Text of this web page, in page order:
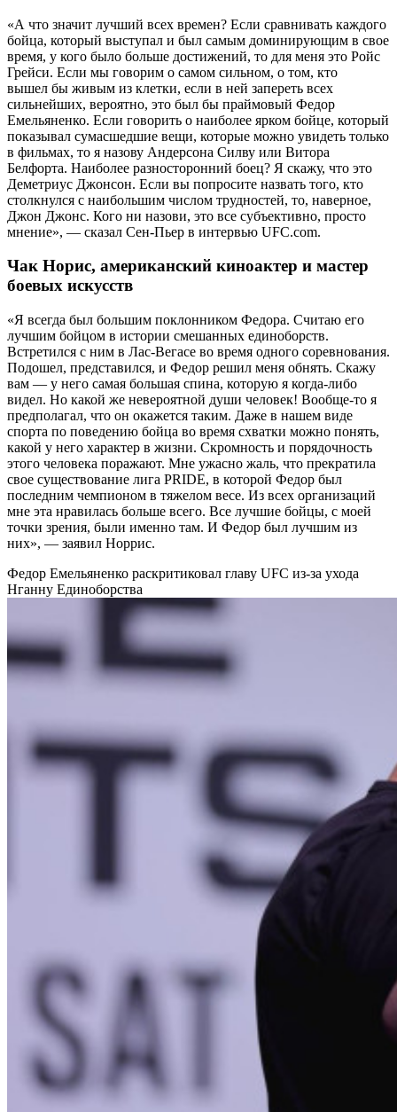
«А что значит лучший всех времен? Если сравнивать каждого
бойца, который выступал и был самым доминирующим в свое
время, у кого было больше достижений, то для меня это Ройс
Грейси. Если мы говорим о самом сильном, о том, кто
вышел бы живым из клетки, если в ней запереть всех
сильнейших, вероятно, это был бы праймовый Федор
Емельяненко. Если говорить о наиболее ярком бойце, который
показывал сумасшедшие вещи, которые можно увидеть только
в фильмах, то я назову Андерсона Силву или Витора
Белфорта. Наиболее разносторонний боец? Я скажу, что это
Деметриус Джонсон. Если вы попросите назвать того, кто
столкнулся с наибольшим числом трудностей, то, наверное,
Джон Джонс. Кого ни назови, это все субъективно, просто
мнение», — сказал Сен-Пьер в интервью UFC.com.
Чак Норис, американский киноактер и мастер
боевых искусств
«Я всегда был большим поклонником Федора. Считаю его
лучшим бойцом в истории смешанных единоборств.
Встретился с ним в Лас-Вегасе во время одного соревнования.
Подошел, представился, и Федор решил меня обнять. Скажу
вам — у него самая большая спина, которую я когда-либо
видел. Но какой же невероятной души человек! Вообще-то я
предполагал, что он окажется таким. Даже в нашем виде
спорта по поведению бойца во время схватки можно понять,
какой у него характер в жизни. Скромность и порядочность
этого человека поражают. Мне ужасно жаль, что прекратила
свое существование лига PRIDE, в которой Федор был
последним чемпионом в тяжелом весе. Из всех организаций
мне эта нравилась больше всего. Все лучшие бойцы, с моей
точки зрения, были именно там. И Федор был лучшим из
них», — заявил Норрис.
Федор Емельяненко раскритиковал главу UFC из-за ухода
Нганну Единоборства